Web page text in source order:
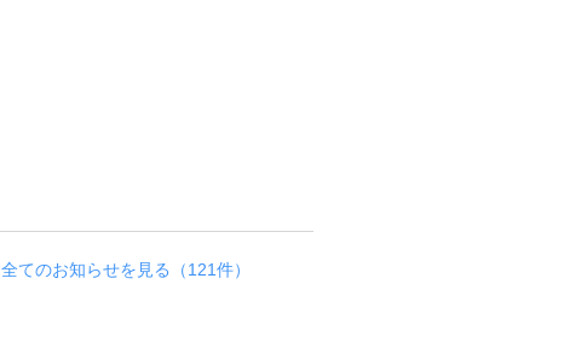
全てのお知らせを見る（121件）